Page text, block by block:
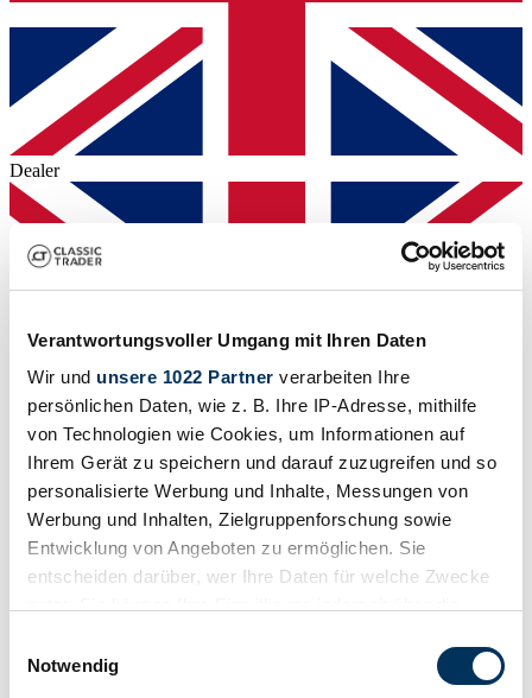
Verantwortungsvoller Umgang mit Ihren Daten
Wir und unsere 1022 Partner verarbeiten Ihre
persönlichen Daten, wie z. B. Ihre IP-Adresse, mithilfe
von Technologien wie Cookies, um Informationen auf
Ihrem Gerät zu speichern und darauf zuzugreifen und so
personalisierte Werbung und Inhalte, Messungen von
Werbung und Inhalten, Zielgruppenforschung sowie
Entwicklung von Angeboten zu ermöglichen. Sie
entscheiden darüber, wer Ihre Daten für welche Zwecke
Trigger Symbol ändern oder widerrufen
Notwendig
Dealer
Dealer